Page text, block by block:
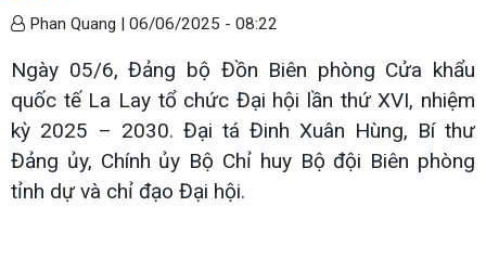
Phan Quang | 06/06/2025 - 08:22
Ngày 05/6, Đảng bộ Đồn Biên phòng Cửa khẩu
quốc tế La Lay tổ chức Đại hội lần thứ XVI, nhiệm
kỳ 2025 – 2030. Đại tá Đinh Xuân Hùng, Bí thư
Đảng ủy, Chính ủy Bộ Chỉ huy Bộ đội Biên phòng
tỉnh dự và chỉ đạo Đại hội.